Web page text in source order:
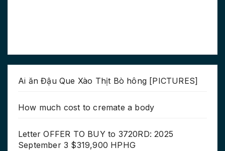
Ai ăn Đậu Que Xào Thịt Bò hông [PICTURES]
How much cost to cremate a body
Letter OFFER TO BUY to 3720RD: 2025
September 3 $319,900 HPHG